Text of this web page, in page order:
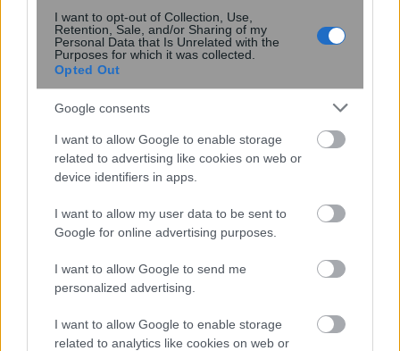
I want to opt-out of Collection, Use,
Retention, Sale, and/or Sharing of my
Personal Data that Is Unrelated with the
Purposes for which it was collected.
Opted Out
Google consents
I want to allow Google to enable storage
related to advertising like cookies on web or
device identifiers in apps.
I want to allow my user data to be sent to
Google for online advertising purposes.
I want to allow Google to send me
personalized advertising.
I want to allow Google to enable storage
related to analytics like cookies on web or
Νέα όρια στην αναζήτηση της
σκοτεινής ύλης από το XENONnT